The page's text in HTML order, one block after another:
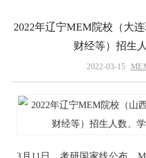
2022年辽宁MEM院校（大
财经等）招生
2022-03-15
3月11日，考研国家线公布，